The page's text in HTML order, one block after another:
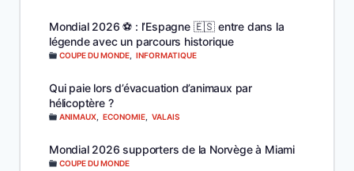
Mondial 2026 ⚽️ : l’Espagne 🇪🇸 entre dans la
légende avec un parcours historique
COUPE DU MONDE INFORMATIQUE
Qui paie lors d’évacuation d’animaux par
hélicoptère ?
ANIMAUX ECONOMIE VALAIS
Mondial 2026 supporters de la Norvège à Miami
COUPE DU MONDE